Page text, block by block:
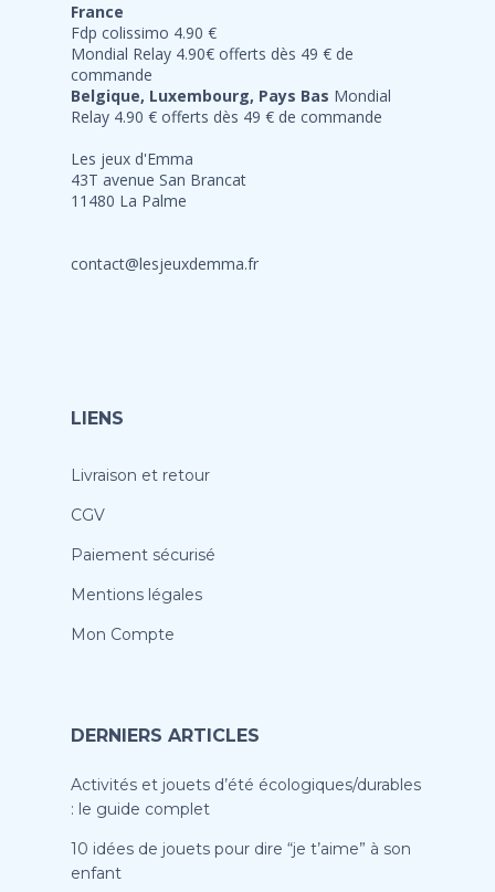
France
Fdp colissimo 4.90 €
Mondial Relay 4.90€ offerts dès 49 € de
commande
Belgique, Luxembourg, Pays Bas Mondial
Relay 4.90 € offerts dès 49 € de commande
Les jeux d'Emma
43T avenue San Brancat
11480 La Palme
contact@lesjeuxdemma.fr
LIENS
Livraison et retour
CGV
Paiement sécurisé
Mentions légales
Mon Compte
DERNIERS ARTICLES
Activités et jouets d’été écologiques/durables
: le guide complet
10 idées de jouets pour dire “je t’aime” à son
enfant